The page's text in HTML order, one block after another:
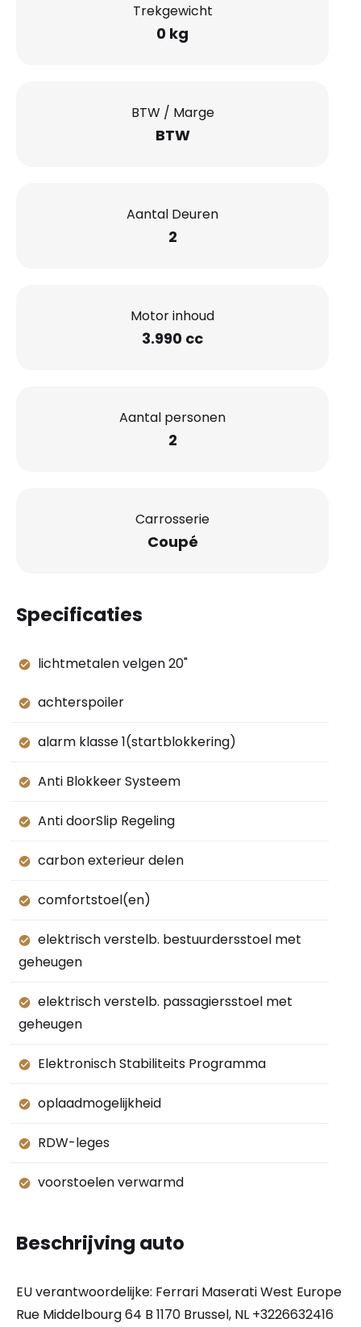
Trekgewicht
0 kg
BTW / Marge
BTW
Aantal Deuren
2
Motor inhoud
3.990 cc
Aantal personen
2
Carrosserie
Coupé
Specificaties
lichtmetalen velgen 20"
achterspoiler
alarm klasse 1(startblokkering)
Anti Blokkeer Systeem
Anti doorSlip Regeling
carbon exterieur delen
comfortstoel(en)
elektrisch verstelb. bestuurdersstoel met
geheugen
elektrisch verstelb. passagiersstoel met
geheugen
Elektronisch Stabiliteits Programma
oplaadmogelijkheid
RDW-leges
voorstoelen verwarmd
Beschrijving auto
EU verantwoordelijke: Ferrari Maserati West Europe
Rue Middelbourg 64 B 1170 Brussel, NL +3226632416